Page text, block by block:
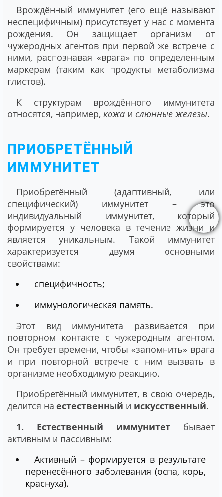
Врождённый иммунитет (его ещё называют
неспецифичным) присутствует у нас с момента
рождения. Он защищает организм от
чужеродных агентов при первой же встрече с
ними, распознавая «врага» по определённым
маркерам (таким как продукты метаболизма
глистов).
К структурам врождённого иммунитета
относятся, например, кожа и слюнные железы.
ПРИОБРЕТЁННЫЙ
ИММУНИТЕТ
Приобретённый (адаптивный, или
специфический) иммунитет – это
индивидуальный иммунитет, который
формируется у человека в течение жизни и
является уникальным. Такой иммунитет
характеризуется двумя основными
свойствами:
специфичность;
иммунологическая память.
Этот вид иммунитета развивается при
повторном контакте с чужеродным агентом.
Он требует времени, чтобы «запомнить» врага
и при повторной встрече с ним вызвать в
организме необходимую реакцию.
Приобретённый иммунитет, в свою очередь,
делится на естественный и искусственный.
1. Естественный иммунитет бывает
активным и пассивным:
Активный – формируется в результате
перенесённого заболевания (оспа, корь,
краснуха).